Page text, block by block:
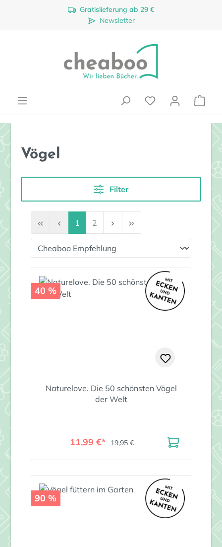
Zum Hauptinhalt springenGratislieferung ab 29 €
Newsletter
Vögel
Filter
Seite
1 Seite
2
40 %
Naturelove. Die 50 schönsten Vögel
der Welt
11,99 €* 19,95 €
90 %